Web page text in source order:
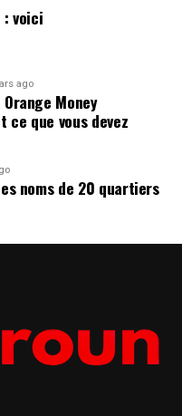
: voici
ago
Money
ce que vous devez
noms de 20 quartiers